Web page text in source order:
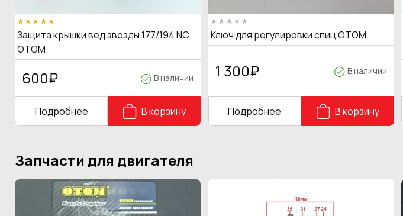
Защита крышки вед звезды 177/194 NC
OTOM
600₽ В наличии
Подробнее В корзину
Ключ для регулировки спиц OTOM
1 300₽ В наличии
Подробнее В корзину
Запчасти для двигателя